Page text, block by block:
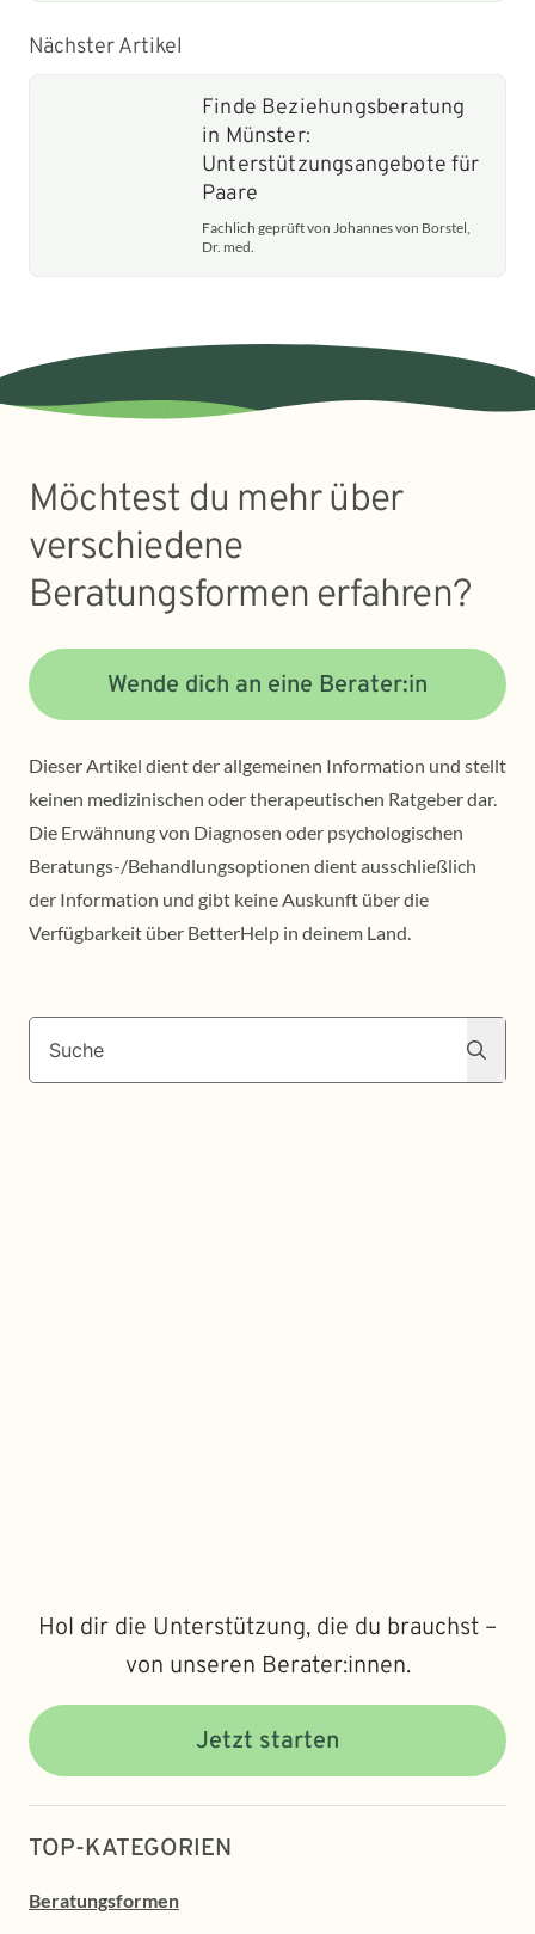
Nächster Artikel
Finde Beziehungsberatung
in Münster:
Unterstützungsangebote für
Paare
Fachlich geprüft von Johannes von Borstel,
Dr. med.
Möchtest du mehr über
verschiedene
Beratungsformen erfahren?
Wende dich an eine Berater:in
Dieser Artikel dient der allgemeinen Information und stellt
keinen medizinischen oder therapeutischen Ratgeber dar.
Die Erwähnung von Diagnosen oder psychologischen
Beratungs-/Behandlungsoptionen dient ausschließlich
der Information und gibt keine Auskunft über die
Verfügbarkeit über BetterHelp in deinem Land.
Suche
Hol dir die Unterstützung, die du brauchst –
von unseren Berater:innen.
Jetzt starten
TOP-KATEGORIEN
Beratungsformen